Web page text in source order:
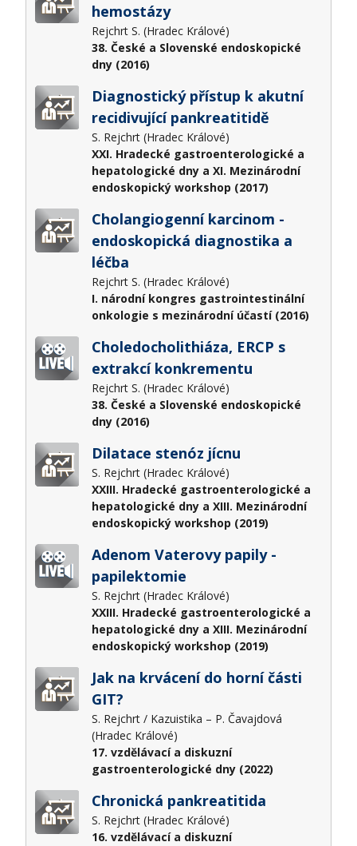
hemostázy
Rejchrt S. (Hradec Králové)
38. České a Slovenské endoskopické
dny (2016)
Diagnostický přístup k akutní
recidivující pankreatitidě
S. Rejchrt (Hradec Králové)
XXI. Hradecké gastroenterologické a
hepatologické dny a XI. Mezinárodní
endoskopický workshop (2017)
Cholangiogenní karcinom -
endoskopická diagnostika a
léčba
Rejchrt S. (Hradec Králové)
I. národní kongres gastrointestinální
onkologie s mezinárodní účastí (2016)
Choledocholithiáza, ERCP s
extrakcí konkrementu
Rejchrt S. (Hradec Králové)
38. České a Slovenské endoskopické
dny (2016)
Dilatace stenóz jícnu
S. Rejchrt (Hradec Králové)
XXIII. Hradecké gastroenterologické a
hepatologické dny a XIII. Mezinárodní
endoskopický workshop (2019)
Adenom Vaterovy papily -
papilektomie
S. Rejchrt (Hradec Králové)
XXIII. Hradecké gastroenterologické a
hepatologické dny a XIII. Mezinárodní
endoskopický workshop (2019)
Jak na krvácení do horní části
GIT?
S. Rejchrt / Kazuistika – P. Čavajdová
(Hradec Králové)
17. vzdělávací a diskuzní
gastroenterologické dny (2022)
Chronická pankreatitida
S. Rejchrt (Hradec Králové)
16. vzdělávací a diskuzní